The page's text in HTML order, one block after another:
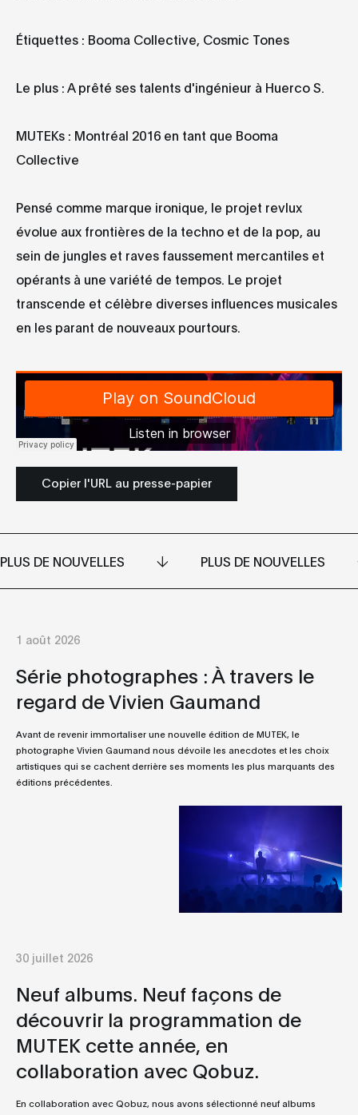
Étiquettes : Booma Collective, Cosmic Tones
Le plus : A prêté ses talents d'ingénieur à Huerco S.
MUTEKs : Montréal 2016 en tant que Booma
Collective
Pensé comme marque ironique, le projet revlux
évolue aux frontières de la techno et de la pop, au
sein de jungles et raves faussement mercantiles et
opérants à une variété de tempos. Le projet
transcende et célèbre diverses influences musicales
en les parant de nouveaux pourtours.
Copier l'URL au presse-papier
PLUS DE NOUVELLES PLUS DE NOUVELLES
1 août 2026
Série photographes : À travers le
regard de Vivien Gaumand
Avant de revenir immortaliser une nouvelle édition de MUTEK, le
photographe Vivien Gaumand nous dévoile les anecdotes et les choix
artistiques qui se cachent derrière ses moments les plus marquants des
éditions précédentes.
30 juillet 2026
Neuf albums. Neuf façons de
découvrir la programmation de
MUTEK cette année, en
collaboration avec Qobuz.
En collaboration avec Qobuz, nous avons sélectionné neuf albums